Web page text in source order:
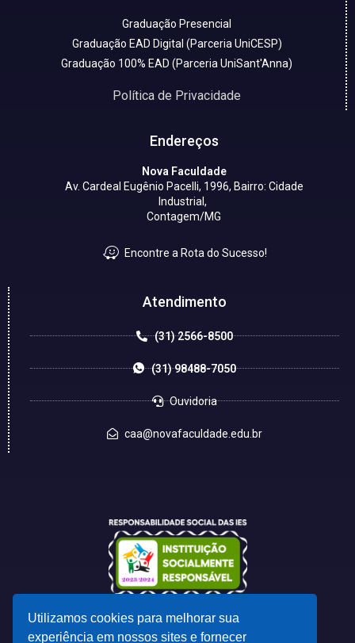
Graduação Presencial
Graduação EAD Digital (Parceria UniCESP)
Graduação 100% EAD (Parceria UniSant'Anna)
Política de Privacidade
Endereços
Nova Faculdade
Av. Cardeal Eugênio Pacelli, 1996, Bairro: Cidade
Industrial,
Contagem/MG
Encontre a Rota do Sucesso!
Atendimento
(31) 2566-8500
(31) 98488-7050
Ouvidoria
caa@novafaculdade.edu.br
Utilizamos cookies para melhorar sua
experiência em nossos sites e fornecer